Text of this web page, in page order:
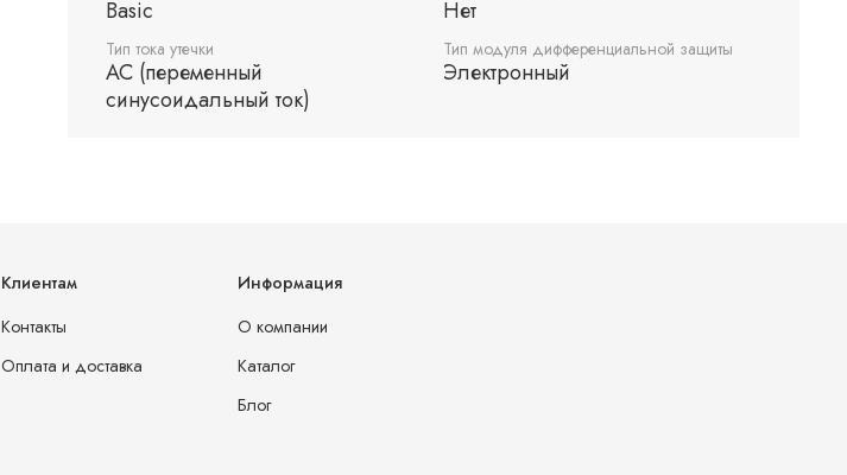
Basic Нет
Тип тока утечки
AC (переменный
синусоидальный ток)
Тип модуля дифференциальной защиты
Электронный
Клиентам
Контакты
Оплата и доставка
Информация
О компании
Каталог
Блог